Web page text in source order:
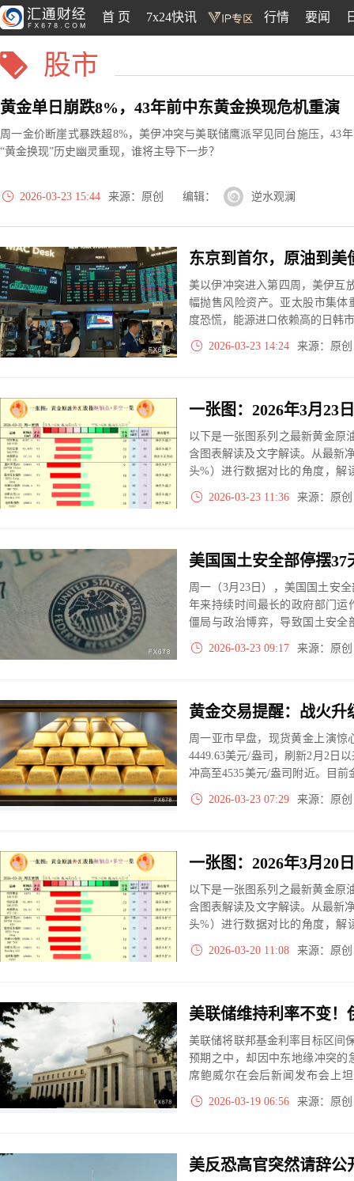
首 页 7x24快讯 行情 要闻
股市
黄金单日崩跌8%，43年前中东黄金换现危机重演
周一金价断崖式暴跌超8%，美伊冲突与美联储鹰派罕见同台施压，43
“黄金换现”历史幽灵重现，谁将主导下一步？
2026-03-23 15:44 来源：原创 编辑： 逆水观澜
美以伊冲突进入第四周，美伊互
幅抛售风险资产。亚太股市集
度恐慌，能源进口依赖高的日韩
2026-03-23 14:24 来源：原
以下是一张图系列之最新黄金原
含图表解读及文字解读。从最新
头%）进行数据对比的角度，解
大、净多头减小、净空头无变
实际数据对比结果对应展示其中
2026-03-23 11:36 来源：原
周一（3月23日），美国国土安
年来持续时间最长的政府部门运
僵局与政治博弈，导致国土安全
安全部发布消息确认，全美机
影响范围覆盖主要枢纽机场与中
2026-03-23 09:17 来源：原
周一亚市早盘，现货黄金上演惊
4449.63美元/盎司，刷新2月2日
冲高至4535美元/盎司附近。目
在极度恐慌与避险狂潮之间剧烈
2026-03-23 07:29 来源：原
以下是一张图系列之最新黄金原
含图表解读及文字解读。从最新
头%）进行数据对比的角度，解
大、净多头减小、净空头无变
实际数据对比结果对应展示其中
2026-03-20 11:08 来源：原
美联储将联邦基金利率目标区间
预期之中，却因中东地缘冲突的
席鲍威尔在会后新闻发布会上
性，主要源于美国与以色列对
此大幅飙升，能源成本急剧上
2026-03-19 06:56 来源：原